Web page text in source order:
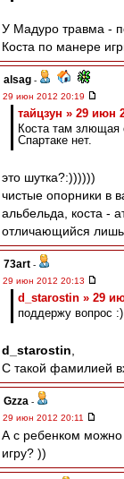
У Мадуро травма -
Коста по манере
alsag -
29 июн 2012 20:19
тайцзун » 29 июн
Коста там злющая
Спартаке нет.
это шутка?:))))))
чистые опорники в
альбельда, коста -
отличающийся лишь
73art -
29 июн 2012 20:13
d_starostin » 29
поддержу вопрос :)
d_starostin
С такой фамилией
Gzza -
29 июн 2012 20:11
А с ребенком
игру? ))